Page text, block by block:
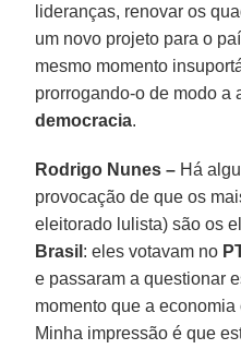
lideranças, renovar os
um novo projeto para o
mesmo momento
prorrogando-o de modo a
democracia.
Rodrigo Nunes – Há
provocação de que os
eleitorado lulista) são os
Brasil : eles votavam no
e passaram a questionar
momento que a
Minha impressão é que